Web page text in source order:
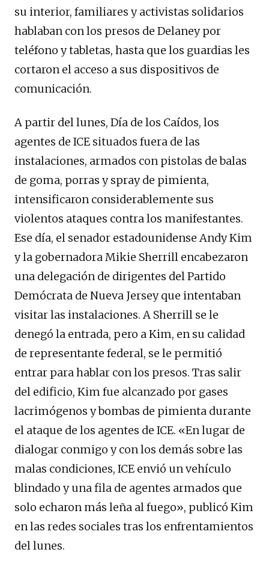
su interior, familiares y activistas solidarios
hablaban con los presos de Delaney por
teléfono y tabletas, hasta que los guardias les
cortaron el acceso a sus dispositivos de
comunicación.
A partir del lunes, Día de los Caídos, los
agentes de ICE situados fuera de las
instalaciones, armados con pistolas de balas
de goma, porras y spray de pimienta,
intensificaron considerablemente sus
violentos ataques contra los manifestantes.
Ese día, el senador estadounidense Andy Kim
y la gobernadora Mikie Sherrill encabezaron
una delegación de dirigentes del Partido
Demócrata de Nueva Jersey que intentaban
visitar las instalaciones. A Sherrill se le
denegó la entrada, pero a Kim, en su calidad
de representante federal, se le permitió
entrar para hablar con los presos. Tras salir
del edificio, Kim fue alcanzado por gases
lacrimógenos y bombas de pimienta durante
el ataque de los agentes de ICE. «En lugar de
dialogar conmigo y con los demás sobre las
malas condiciones, ICE envió un vehículo
blindado y una fila de agentes armados que
solo echaron más leña al fuego», publicó Kim
en las redes sociales tras los enfrentamientos
del lunes.